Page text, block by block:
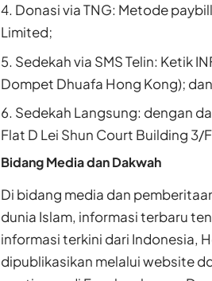
Donasi via TNG: Metode
Limited;
Sedekah via SMS Telin: Ketik
Dompet Dhuafa Hong Kong); dan
Sedekah Langsung: dengan
Flat D Lei Shun Court Building 3/
Bidang Media dan Dakwah
Di bidang media dan
dunia Islam, informasi terbaru
informasi terkini dari Indonesia,
dipublikasikan melalui website